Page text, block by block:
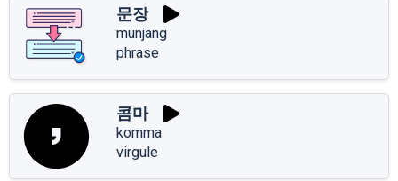
문장
munjang
phrase
콤마
komma
virgule